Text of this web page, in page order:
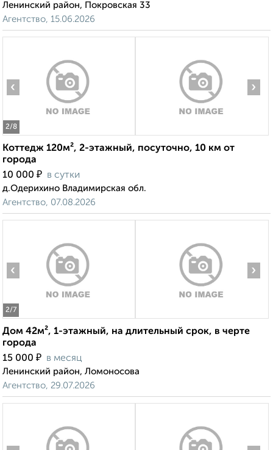
Ленинский район, Покровская 33
Агентство, 15.06.2026
2/8
‹ ›
Коттедж 120м², 2-этажный, посуточно, 10 км от
города
10 000 ₽ в сутки
д.Одерихино Владимирская обл.
Агентство, 07.08.2026
2/7
‹ ›
Дом 42м², 1-этажный, на длительный срок, в черте
города
15 000 ₽ в месяц
Ленинский район, Ломоносова
Агентство, 29.07.2026